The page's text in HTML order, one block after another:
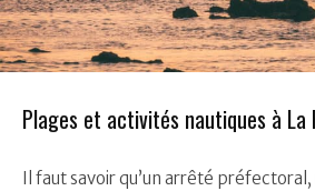
Plages et activités nautiques à La
Il faut savoir qu’un arrêté